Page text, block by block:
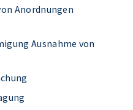
Anordnungen
Ausnahme von